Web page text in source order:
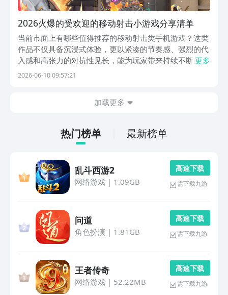
2026火爆的受欢迎的移动射击小游戏分享清单
当前市面上有哪些值得推荐的移动射击类手机游戏？这类
作品不仅具备沉浸式体验，更以紧凑的节奏感、强烈的代
入感和高张力的对抗性见长，能为玩家带来持续不断的紧
张与快感。以下五款热门射击手游均支持主流安卓设备下
更多
2026-06-10 09:57:21
加载更多
热门榜单 最新榜单
乱斗西游2
网络游戏| 1.09GB
高 速 下 载
需下载九游
问道
角色扮演 | 1.81GB
高 速 下 载
需下载九游
王者传奇
网络游戏| 52.22MB
高 速 下 载
需下载九游